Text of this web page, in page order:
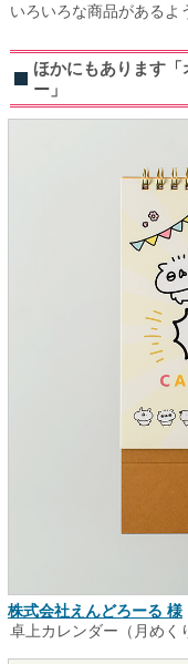
いろいろな商品があるよ
ほかにもあります
ー」
株式会社えんどろーる 様
卓上カレンダー（月めく